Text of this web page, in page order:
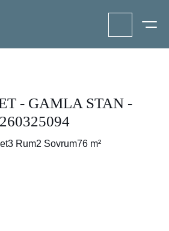
- GAMLA STAN -
260325094
3 Rum2 Sovrum76 m²